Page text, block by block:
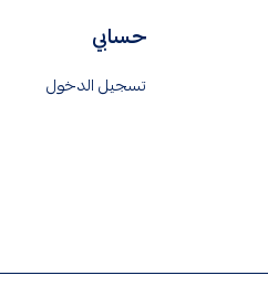
حسابي
تسجيل الدخول